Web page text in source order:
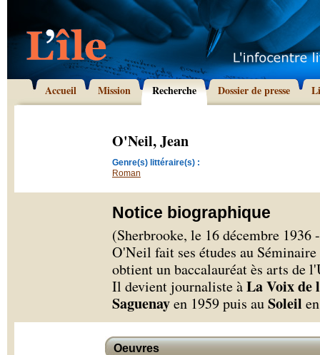
Accueil Mission Recherche Dossier de presse
O'Neil, Jean
Genre(s) littéraire(s) :
Roman
Notice biographique
(Sherbrooke, le 16 décembre 1936
O'Neil fait ses études au
obtient un baccalauréat ès arts de
Il devient journaliste àLa Voix de
Saguenayen 1959 puis auSoleil
Oeuvres